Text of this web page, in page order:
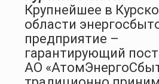
Крупнейшее в
области
предприятие –
гарантирующий
АО